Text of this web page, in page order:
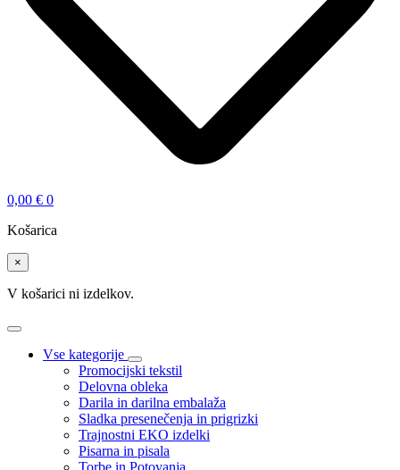
0,00 € 0
Košarica
×
V košarici ni izdelkov.
Vse kategorije
Promocijski tekstil
Delovna obleka
Darila in darilna embalaža
Sladka presenečenja in prigrizki
Trajnostni EKO izdelki
Pisarna in pisala